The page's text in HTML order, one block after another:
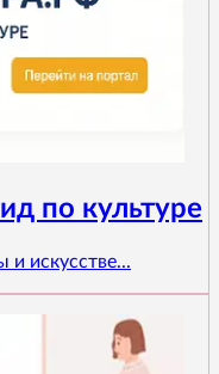
по культуре
и искусстве...